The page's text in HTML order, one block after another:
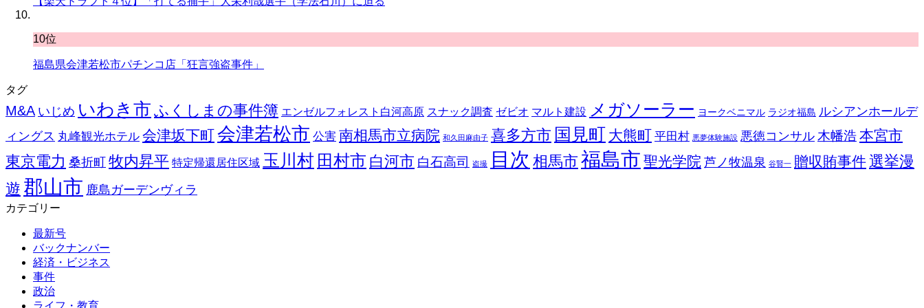
10位
福島県会津若松市パチンコ店「狂言強盗事件」
タグ
M&A いじめ いわき市 ふくしまの事件簿 エンゼルフォレスト白河高原 スナック調査 ゼビオ マルト建設 メガソーラー ヨークベニマル ラジオ福島 ルシアンホールデ
ィングス 丸峰観光ホテル 会津坂下町会津若松市 公害 南相馬市立病院 和久田麻由子 喜多方市 国見町 大熊町 平田村 悪夢体験施設 悪徳コンサル木幡浩本宮市
東京電力 桑折町牧内昇平 特定帰還居住区域 玉川村 田村市 白河市 白石高司 盗撮 目次 相馬市 福島市 聖光学院 芦ノ牧温泉 谷賢一 贈収賄事件選挙漫
遊 郡山市 鹿島ガーデンヴィラ
カテゴリー
最新号
バックナンバー
経済・ビジネス
事件
政治